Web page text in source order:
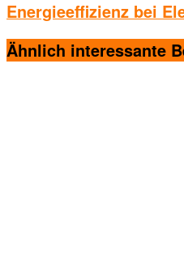
Energieeffizienz bei
Ähnlich interessante